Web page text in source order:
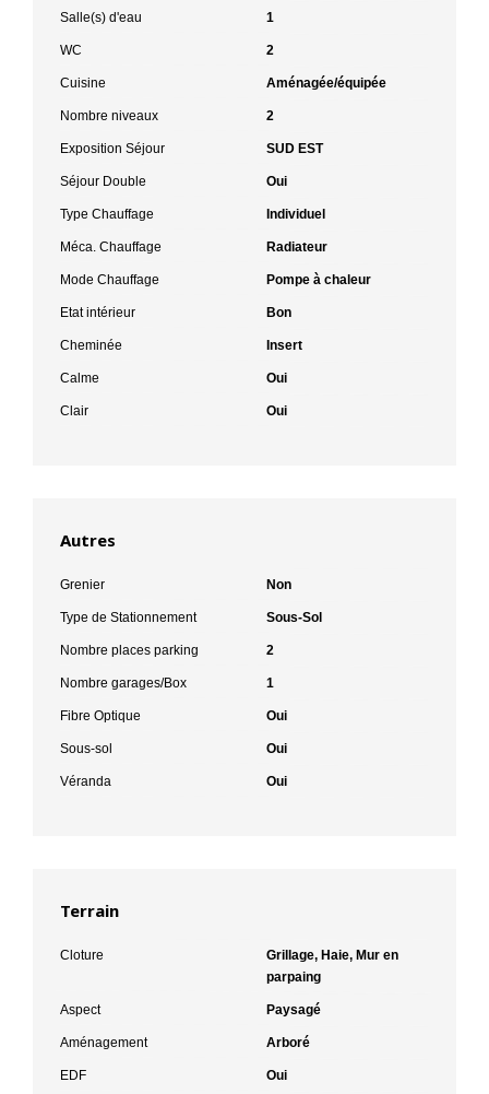
Salle(s) d'eau 1
WC 2
Cuisine Aménagée/équipée
Nombre niveaux 2
Exposition Séjour SUD EST
Séjour Double Oui
Type Chauffage Individuel
Méca. Chauffage Radiateur
Mode Chauffage Pompe à chaleur
Etat intérieur Bon
Cheminée Insert
Calme Oui
Clair Oui
Autres
Grenier Non
Type de Stationnement Sous-Sol
Nombre places parking 2
Nombre garages/Box 1
Fibre Optique Oui
Sous-sol Oui
Véranda Oui
Terrain
Cloture
Grillage, Haie, Mur en
parpaing
Aspect Paysagé
Aménagement Arboré
EDF Oui